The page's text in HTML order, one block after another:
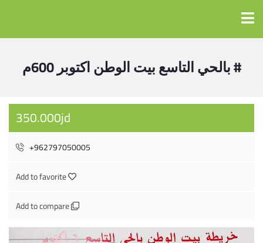
# بالحي التاسع بيت الوطن اكتوبر 600م
350.000jd
+962797050005
Add to favorite
Add to compare